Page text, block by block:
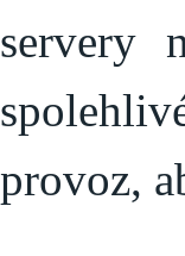
servery
provoz,